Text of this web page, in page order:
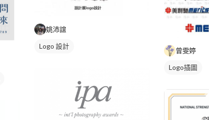
姚沛誼
Logo 設計
曾雯婷
Logo插圖